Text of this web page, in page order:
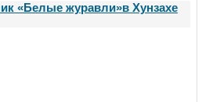
«Белые журавли»в Хунзахе